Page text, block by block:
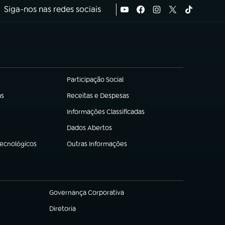
Siga-nos nas redes sociais
Participação Social
(abre em nova aba)
Receitas e Despesas
(abre em nova aba)
Informações Classificadas
(abre em nova aba)
Dados Abertos
(abre em nova aba)
Outras Informações
(abre em nova aba)
Governança Corporativa
(abre em nova aba)
Diretoria
(abre em nova aba)